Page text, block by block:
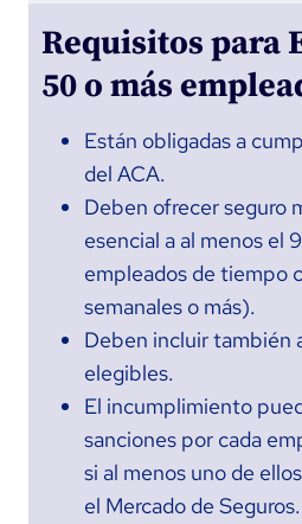
Requisitos para
50 o más
Están obligadas a
del ACA.
Deben ofrecer seguro
esencial a al menos el
empleados de tiempo
semanales o más).
Deben incluir también
elegibles.
El incumplimiento
sanciones por cada
si al menos uno de
el Mercado de Seguros.